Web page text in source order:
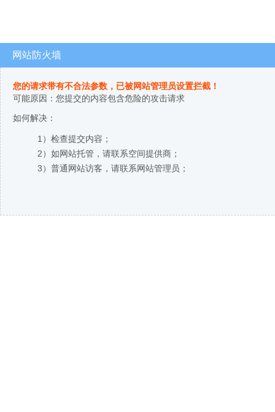
网站防火墙
您的请求带有不合法参数，已被网站管理员设置拦截！
可能原因：您提交的内容包含危险的攻击请求
如何解决：
1）检查提交内容；
2）如网站托管，请联系空间提供商；
3）普通网站访客，请联系网站管理员；